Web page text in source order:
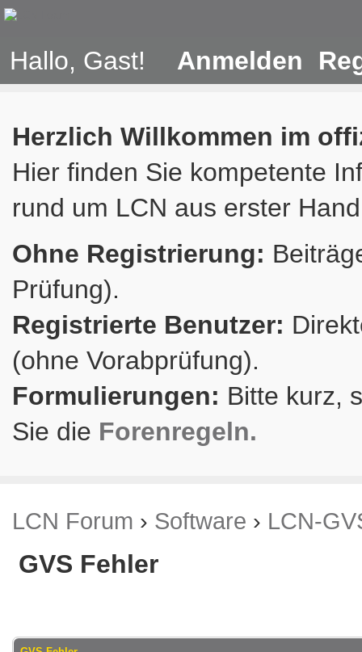
Hallo, Gast! Anmelden
Herzlich Willkommen im
Hier finden Sie kompetente
rund um LCN aus erster
Ohne Registrierung:
Prüfung).
Registrierte Benutzer:
(ohne Vorabprüfung).
Formulierungen: Bitte kurz,
Sie die Forenregeln.
LCN Forum › Software › LCN-
GVS Fehler